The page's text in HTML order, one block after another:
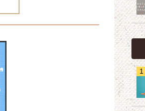
1